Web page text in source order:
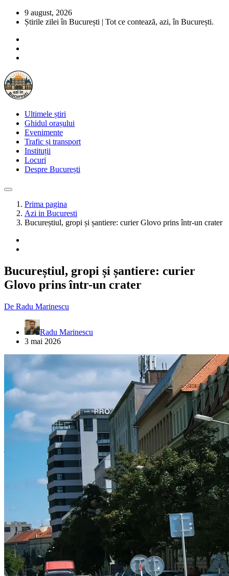
9 august, 2026
Știrile zilei în București | Tot ce contează, azi, în București.
Ultimele știri
Ghidul orașului
Evenimente
Trafic și transport
Instituții
Locuri
Despre București
Prima pagina
Azi in Bucuresti
Bucureștiul, gropi și șantiere: curier Glovo prins într-un crater
Bucureștiul, gropi și șantiere: curier
Glovo prins într-un crater
De Radu Marinescu
Radu Marinescu
3 mai 2026